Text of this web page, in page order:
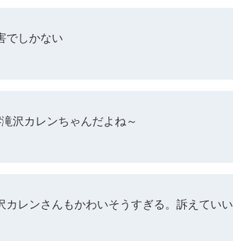
でしかない
沢カレンちゃんだよね～
レンさんもかわいそうすぎる。訴えていい